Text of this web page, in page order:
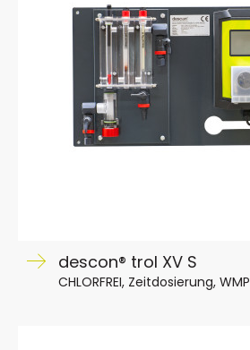
descon® trol XV S
CHLORFREI, Zeitdosierung, WMP